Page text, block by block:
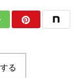
る